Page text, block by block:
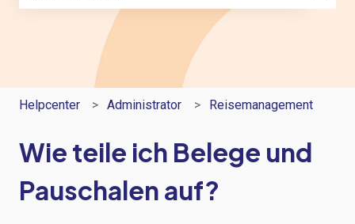
Es gibt keine Vorschläge, da das Suchfeld leer ist.
Helpcenter Administrator Reisemanagement
Wie teile ich Belege und
Pauschalen auf?